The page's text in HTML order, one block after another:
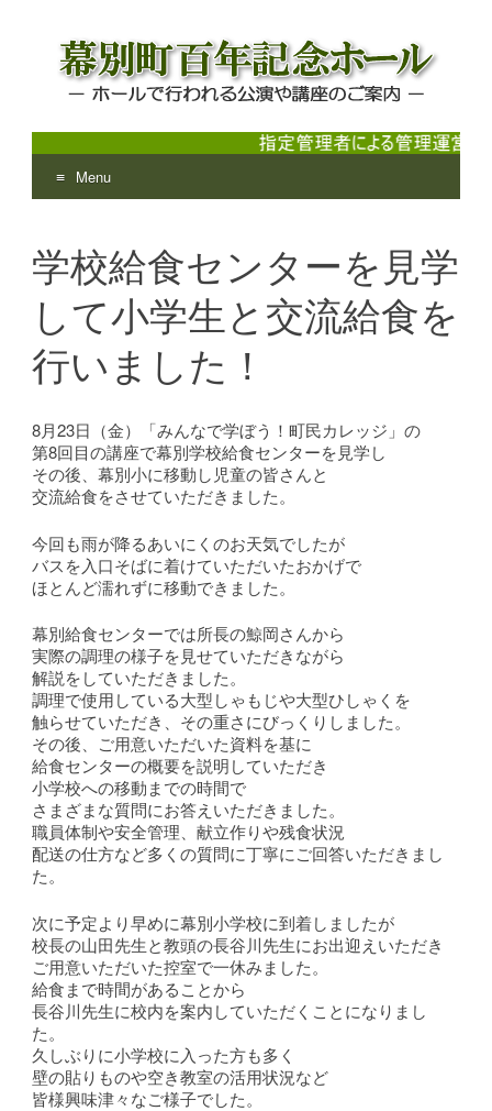
幕別町百年記念ホール
ホールで行われる公演や講座のご案内
Menu
content
学校給食センターを見学
して小学生と交流給食を
行いました！
8月23日（金）「みんなで学ぼう！町民カレッジ」の
第8回目の講座で幕別学校給食センターを見学し
その後、幕別小に移動し児童の皆さんと
交流給食をさせていただきました。
今回も雨が降るあいにくのお天気でしたが
バスを入口そばに着けていただいたおかげで
ほとんど濡れずに移動できました。
幕別給食センターでは所長の鯨岡さんから
実際の調理の様子を見せていただきながら
解説をしていただきました。
調理で使用している大型しゃもじや大型ひしゃくを
触らせていただき、その重さにびっくりしました。
その後、ご用意いただいた資料を基に
給食センターの概要を説明していただき
小学校への移動までの時間で
さまざまな質問にお答えいただきました。
職員体制や安全管理、献立作りや残食状況
配送の仕方など多くの質問に丁寧にご回答いただきまし
た。
次に予定より早めに幕別小学校に到着しましたが
校長の山田先生と教頭の長谷川先生にお出迎えいただき
ご用意いただいた控室で一休みました。
給食まで時間があることから
長谷川先生に校内を案内していただくことになりまし
た。
久しぶりに小学校に入った方も多く
壁の貼りものや空き教室の活用状況など
皆様興味津々なご様子でした。